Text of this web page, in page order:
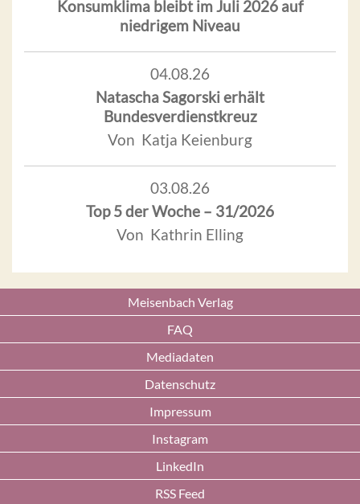
Konsumklima bleibt im Juli 2026 auf
niedrigem Niveau
04.08.26
Natascha Sagorski erhält
Bundesverdienstkreuz
Von Katja Keienburg
03.08.26
Top 5 der Woche – 31/2026
Von Kathrin Elling
Meisenbach Verlag
FAQ
Mediadaten
Datenschutz
Impressum
Instagram
LinkedIn
RSS Feed